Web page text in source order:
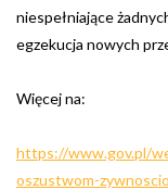
niespełniające
egzekucja nowych
Więcej na:
https://www.gov.pl/
oszustwom-